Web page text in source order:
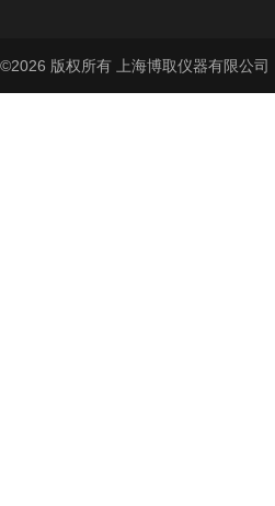
©2026 版权所有 上海博取仪器有限公司